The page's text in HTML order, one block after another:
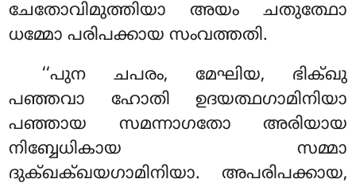
ചേതോവിമുത്തിയാ അയം ചതുത്ഥോ
ധമ്മോ പരിപക്കായ സംവത്തതി.
‘‘പുന ചപരം, മേഘിയ, ഭിക്ഖു
പഞ്ഞവാ ഹോതി ഉദയത്ഥഗാമിനിയാ
പഞ്ഞായ സമന്നാഗതോ അരിയായ
നിബ്ബേധികായ സമ്മാ
ദുക്ഖക്ഖയഗാമിനിയാ. അപരിപക്കായ,